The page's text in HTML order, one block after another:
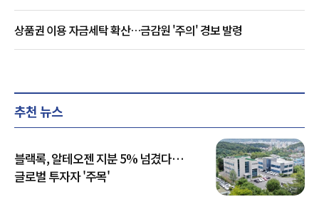
상품권 이용 자금세탁 확산…금감원 '주의' 경보 발령
추천 뉴스
블랙록, 알테오젠 지분 5% 넘겼다…
글로벌 투자자 '주목'